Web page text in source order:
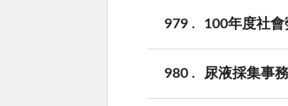
979 100年度社
980 尿液採集事